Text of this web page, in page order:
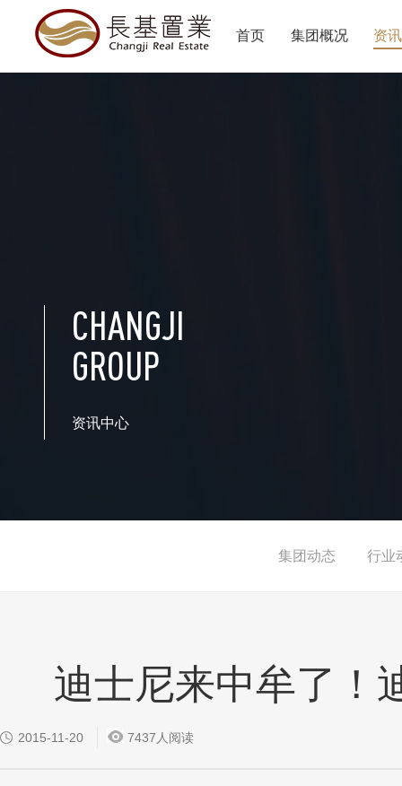
首页 集团概况 资
CHANGJI
GROUP
资讯中心
集团动态 行业
迪士尼来中牟了！
2015-11-20 7437人阅读